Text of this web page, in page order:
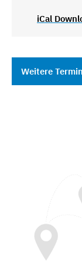
iCal
Weitere